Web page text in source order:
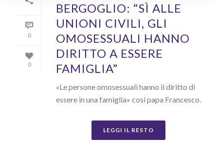
0
0
BERGOGLIO: “SÌ ALLE
UNIONI CIVILI, GLI
OMOSESSUALI HANNO
DIRITTO A ESSERE
FAMIGLIA”
«Le persone omosessuali hanno il diritto di
essere in una famiglia» così papa Francesco.
LEGGI IL RESTO